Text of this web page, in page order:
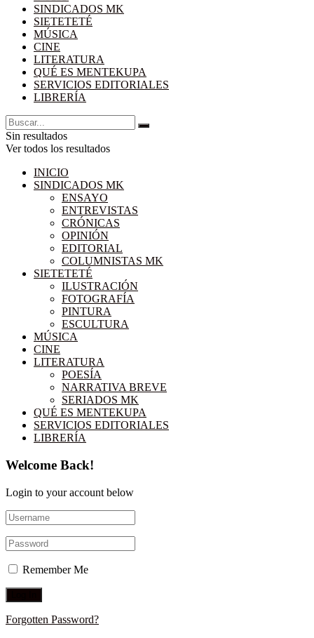
SINDICADOS MK
SIETETETÉ
MÚSICA
CINE
LITERATURA
QUÉ ES MENTEKUPA
SERVICIOS EDITORIALES
LIBRERÍA
Sin resultados
Ver todos los resultados
INICIO
SINDICADOS MK
ENSAYO
ENTREVISTAS
CRÓNICAS
OPINIÓN
EDITORIAL
COLUMNISTAS MK
SIETETETÉ
ILUSTRACIÓN
FOTOGRAFÍA
PINTURA
ESCULTURA
MÚSICA
CINE
LITERATURA
POESÍA
NARRATIVA BREVE
SERIADOS MK
QUÉ ES MENTEKUPA
SERVICIOS EDITORIALES
LIBRERÍA
Welcome Back!
Login to your account below
Remember Me
Forgotten Password?